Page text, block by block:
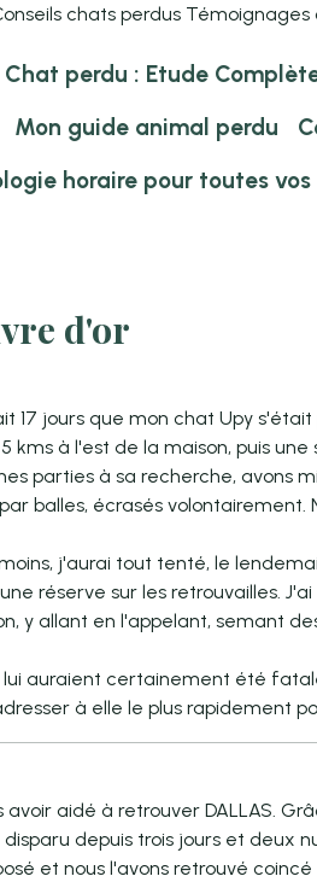
chats perdus Témoignages
Chat perdu : Etude
Mon guide animal perdu
horaire pour toutes
d'or
17 jours que mon chat Upy
kms à l'est de la maison, puis
parties à sa recherche, avons
balles, écrasés
j'aurai tout tenté, le
réserve sur les retrouvailles.
y allant en l'appelant, semant
lui auraient certainement été
à elle le plus rapidement
aidé à retrouver DALLAS.
depuis trois jours et deux
et nous l'avons retrouvé